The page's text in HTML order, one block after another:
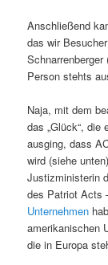
Anschließend
das wir
Person stehts
Naja, mit dem
das „Glück“,
ausging, dass
wird (siehe
Justizministerin
des Patriot Acts
Unternehmen
amerikanischen
die in Europa